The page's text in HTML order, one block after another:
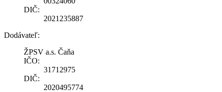
DIČ:
2021235887
Dodávateľ:
ŽPSV a.s. Čaňa
IČO:
31712975
DIČ:
2020495774